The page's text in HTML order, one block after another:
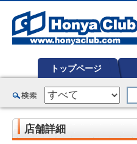
トップページ
ど在庫も充実
店舗詳細